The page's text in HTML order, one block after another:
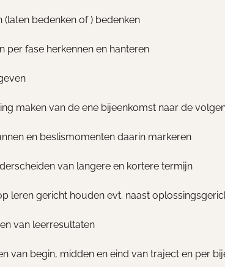
(laten bedenken of ) bedenken
per fase herkennen en hanteren
maken van de ene bijeenkomst naar de
en beslismomenten daarin markeren
van langere en kortere termijn
leren gericht houden evt. naast
van leerresultaten
van begin, midden en eind van traject en per